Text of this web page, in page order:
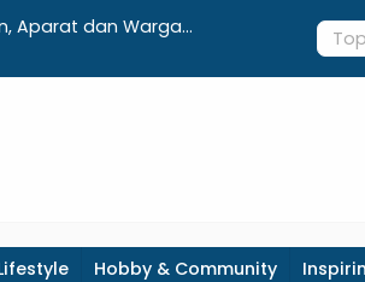
Aparat dan Warga
Hobby & Community